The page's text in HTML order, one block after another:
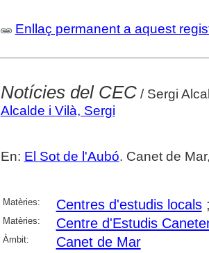
Enllaç permanent a aquest
Notícies del CEC/ Sergi
Alcalde i Vilà, Sergi
En: El Sot de l'Aubó. Canet de
Matèries: Centres d'estudis locals
Matèries: Centre d'Estudis
Àmbit: Canet de Mar